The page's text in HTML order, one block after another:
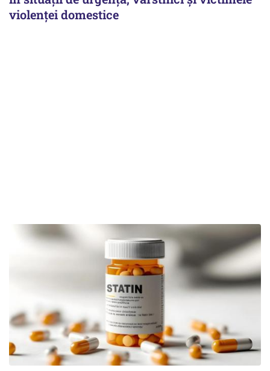
violenței domestice